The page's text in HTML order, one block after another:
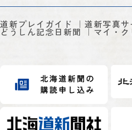
道新プレイガイド 道新写真サ
どうしん記念日新聞 マイ・